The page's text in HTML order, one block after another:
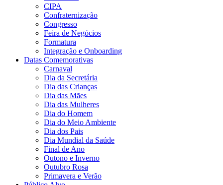
CIPA
Confraternização
Congresso
Feira de Negócios
Formatura
Integração e Onboarding
Datas Comemorativas
Carnaval
Dia da Secretária
Dia das Crianças
Dia das Mães
Dia das Mulheres
Dia do Homem
Dia do Meio Ambiente
Dia dos Pais
Dia Mundial da Saúde
Final de Ano
Outono e Inverno
Outubro Rosa
Primavera e Verão